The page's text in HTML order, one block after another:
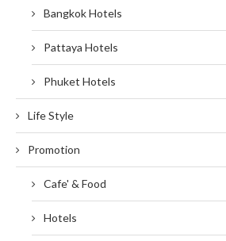
Bangkok Hotels
Pattaya Hotels
Phuket Hotels
Life Style
Promotion
Cafe' & Food
Hotels